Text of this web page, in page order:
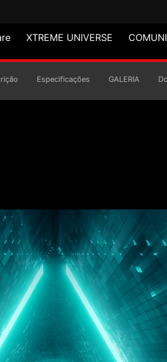
XTREME UNIVERSE
GAMMIX
Especificações GALERIA